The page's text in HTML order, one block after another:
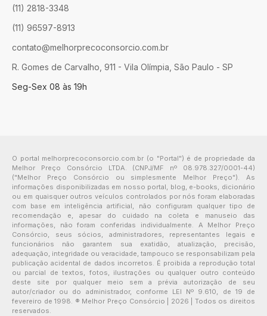
(11) 2818-3348
(11) 96597-8913
contato@melhorprecoconsorcio.com.br
R. Gomes de Carvalho, 911 - Vila Olímpia, São Paulo - SP
Seg-Sex 08 às 19h
O portal melhorprecoconsorcio.com.br (o "Portal") é de propriedade da
Melhor Preço Consórcio LTDA. (CNPJ/MF nº 08.978.327/0001-44)
("Melhor Preço Consórcio ou simplesmente Melhor Preço"). As
informações disponibilizadas em nosso portal, blog, e-books, dicionário
ou em quaisquer outros veículos controlados por nós foram elaboradas
com base em inteligência artificial, não configuram qualquer tipo de
recomendação e, apesar do cuidado na coleta e manuseio das
informações, não foram conferidas individualmente. A Melhor Preço
Consórcio, seus sócios, administradores, representantes legais e
funcionários não garantem sua exatidão, atualização, precisão,
adequação, integridade ou veracidade, tampouco se responsabilizam pela
publicação acidental de dados incorretos. É proibida a reprodução total
ou parcial de textos, fotos, ilustrações ou qualquer outro conteúdo
deste site por qualquer meio sem a prévia autorização de seu
autor/criador ou do administrador, conforme LEI Nº 9.610, de 19 de
fevereiro de 1998. ® Melhor Preço Consórcio | 2026 | Todos os direitos
reservados.